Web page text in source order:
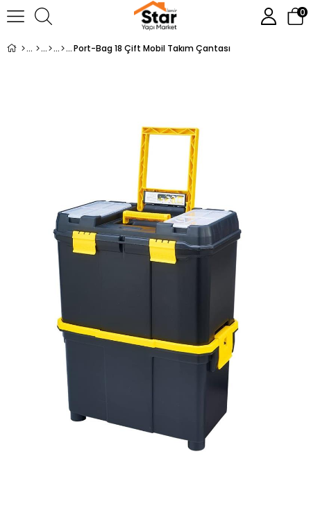
0
Port-Bag 18 Çift Mobil Takım Çantası